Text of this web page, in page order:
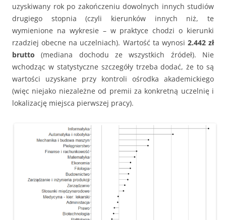
uzyskiwany rok po zakończeniu dowolnych innych studiów
drugiego stopnia (czyli kierunków innych niż, te
wymienione na wykresie – w praktyce chodzi o kierunki
rzadziej obecne na uczelniach). Wartość ta wynosi 2.442 zł
brutto(mediana dochodu ze wszystkich źródeł). Nie
wchodząc w statystyczne szczegóły trzeba dodać, że to są
wartości uzyskane przy kontroli ośrodka akademickiego
(więc niejako niezależne od premii za konkretną uczelnię i
lokalizację miejsca pierwszej pracy).